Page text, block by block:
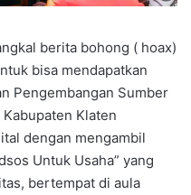
berita bohong ( hoax)
bisa mendapatkan
Pengembangan Sumber
Kabupaten Klaten
dengan mengambil
Untuk Usaha” yang
bertempat di aula